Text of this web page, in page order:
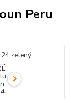
Peru